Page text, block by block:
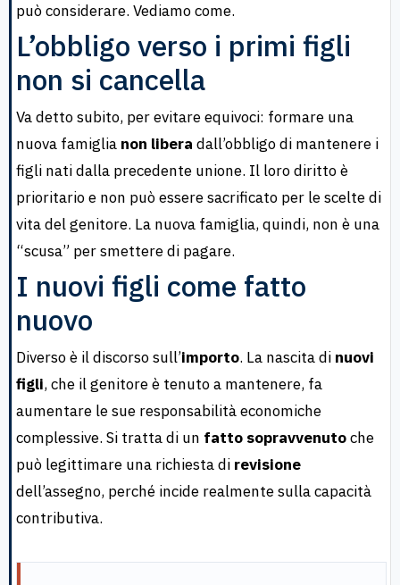
può considerare. Vediamo come.
L’obbligo verso i primi figli
non si cancella
Va detto subito, per evitare equivoci: formare una
nuova famiglia non libera dall’obbligo di mantenere i
figli nati dalla precedente unione. Il loro diritto è
prioritario e non può essere sacrificato per le scelte di
vita del genitore. La nuova famiglia, quindi, non è una
“scusa” per smettere di pagare.
I nuovi figli come fatto
nuovo
Diverso è il discorso sull’importo. La nascita di nuovi
figli, che il genitore è tenuto a mantenere, fa
aumentare le sue responsabilità economiche
complessive. Si tratta di un fatto sopravvenutoche
può legittimare una richiesta di revisione
dell’assegno, perché incide realmente sulla capacità
contributiva.